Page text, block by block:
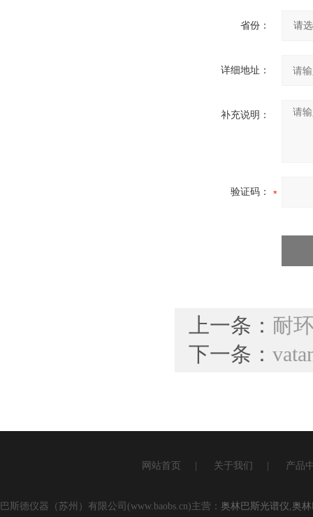
省份：
详细地址：
补充说明：
验证码：
上一条： 耐
下一条：
网站首页 关于我们 产品
巴斯德仪器（苏州）有限公司(www.baobs.cn)主营： 奥林巴斯光谱仪,奥